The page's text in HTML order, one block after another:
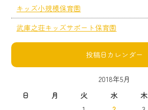
キッズ小規模保育園
武庫之荘キッズサポート保育園
投稿日カレンダー
2018年5月
日
月 火 水 木